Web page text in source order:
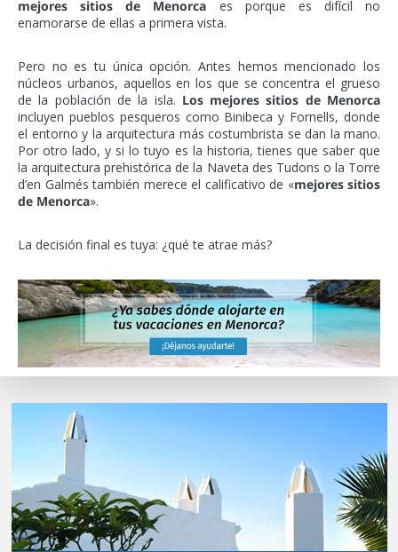
mejores sitios de Menorca es porque es difícil no
enamorarse de ellas a primera vista.
Pero no es tu única opción. Antes hemos mencionado los
núcleos urbanos, aquellos en los que se concentra el grueso
de la población de la isla. Los mejores sitios de Menorca
incluyen pueblos pesqueros como Binibeca y Fornells, donde
el entorno y la arquitectura más costumbrista se dan la mano.
Por otro lado, y si lo tuyo es la historia, tienes que saber que
la arquitectura prehistórica de la Naveta des Tudons o la Torre
d’en Galmés también merece el calificativo de «mejores sitios
de Menorca».
La decisión final es tuya: ¿qué te atrae más?